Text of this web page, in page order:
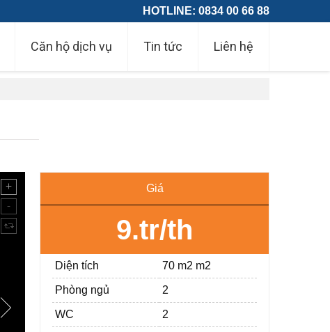
HOTLINE: 0834 00 66 88
Căn hộ dịch vụ Tin tức Liên hệ
Giá
9.tr/th
Diện tích 70 m2 m2
Phòng ngủ 2
WC 2